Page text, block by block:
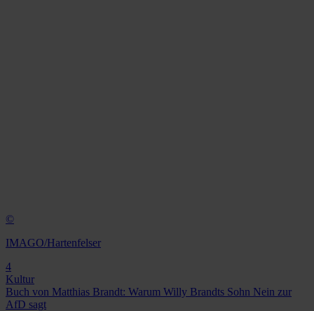
©
IMAGO/Hartenfelser
4
Kultur
Buch von Matthias Brandt: Warum Willy Brandts Sohn Nein zur
AfD sagt